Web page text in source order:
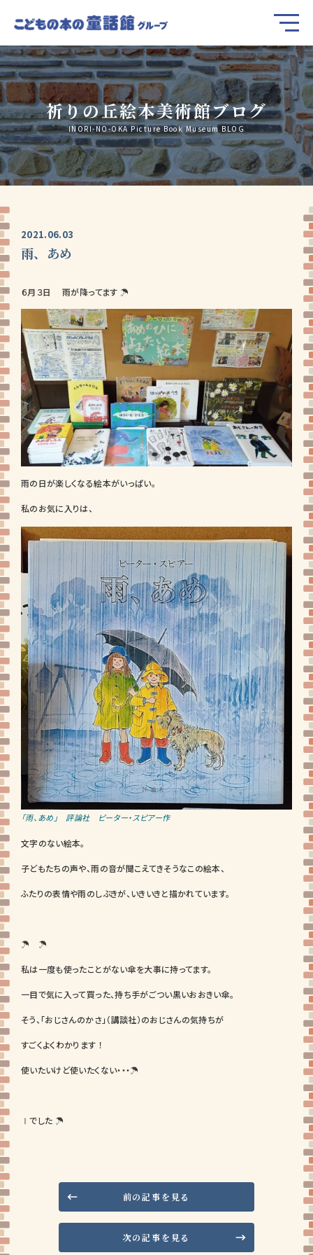
祈りの丘絵本美術館ブログ
INORI-NO-OKA Picture Book Museum BLOG
2021.06.03
雨、あめ
６月３日 雨が降ってます ☂
雨の日が楽しくなる絵本がいっぱい。
私のお気に入りは、
「雨、あめ」 評論社 ピーター・スピアー作
文字のない絵本。
子どもたちの声や、雨の音が聞こえてきそうなこの絵本、
ふたりの表情や雨のしぶきが、いきいきと描かれています。
☂ ☂
私は一度も使ったことがない傘を大事に持ってます。
一目で気に入って買った、持ち手がごつい黒いおおきい傘。
そう、「おじさんのかさ」（講談社）のおじさんの気持ちが
すごくよくわかります ！
使いたいけど使いたくない・・・☂
Ⅰでした ☂
前の記事を見る
次の記事を見る